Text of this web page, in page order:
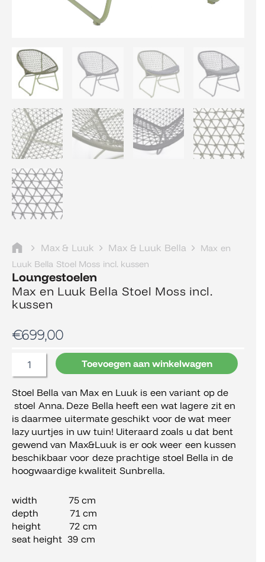
Max & Luuk Max & Luuk Bella
Max en
Luuk Bella Stoel Moss incl. kussen
Loungestoelen
Max en Luuk Bella Stoel Moss incl.
kussen
€699,00
Bella
Stoel
Moss
incl.
kussen
aantal
Toevoegen aan winkelwagen
Stoel Bella van Max en Luuk is een variant op de
stoel Anna. Deze Bella heeft een wat lagere zit en
is daarmee uitermate geschikt voor de wat meer
lazy uurtjes in uw tuin! Uiteraard zoals u dat bent
gewend van Max&Luuk is er ook weer een kussen
beschikbaar voor deze prachtige stoel Bella in de
hoogwaardige kwaliteit Sunbrella.
width 75 cm
depth 71 cm
height 72 cm
seat height 39 cm